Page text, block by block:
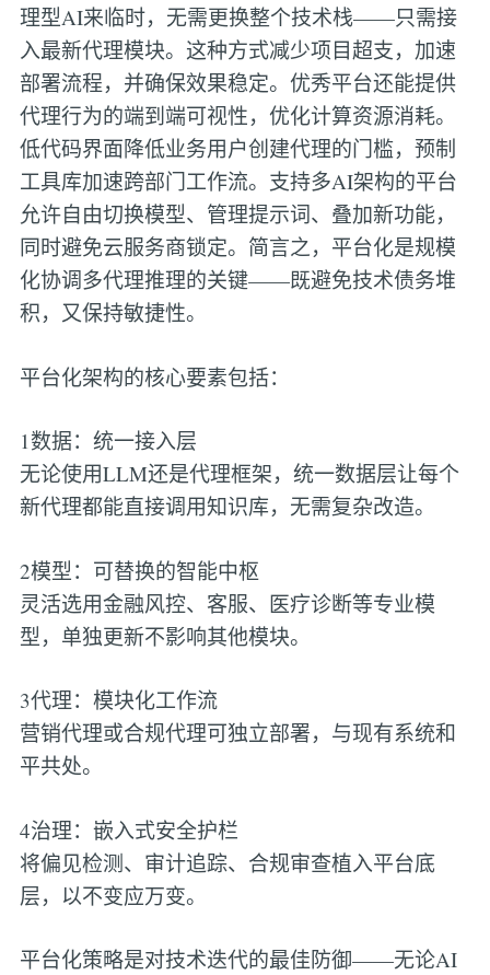
理型AI来临时，无需更换整个技术栈——只需接
入最新代理模块。这种方式减少项目超支，加速
部署流程，并确保效果稳定。优秀平台还能提供
代理行为的端到端可视性，优化计算资源消耗。
低代码界面降低业务用户创建代理的门槛，预制
工具库加速跨部门工作流。支持多AI架构的平台
允许自由切换模型、管理提示词、叠加新功能，
同时避免云服务商锁定。简言之，平台化是规模
化协调多代理推理的关键——既避免技术债务堆
积，又保持敏捷性。
平台化架构的核心要素包括：
1数据：统一接入层
无论使用LLM还是代理框架，统一数据层让每个
新代理都能直接调用知识库，无需复杂改造。
2模型：可替换的智能中枢
灵活选用金融风控、客服、医疗诊断等专业模
型，单独更新不影响其他模块。
3代理：模块化工作流
营销代理或合规代理可独立部署，与现有系统和
平共处。
4治理：嵌入式安全护栏
将偏见检测、审计追踪、合规审查植入平台底
层，以不变应万变。
平台化策略是对技术迭代的最佳防御——无论AI